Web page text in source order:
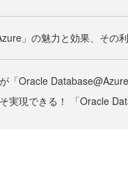
」の魅力と効果、その
「Oracle
実現できる！ 「Oracle